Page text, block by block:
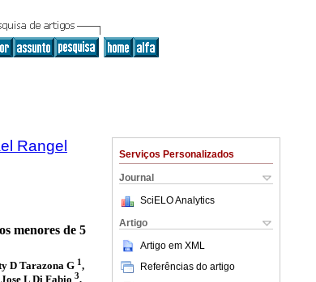
Serviços Personalizados
Journal
SciELO Analytics
Artigo
Artigo em XML
Referências do artigo
Rangel
menores de 5
D Tarazona G 1,
L Di Fabio 3,